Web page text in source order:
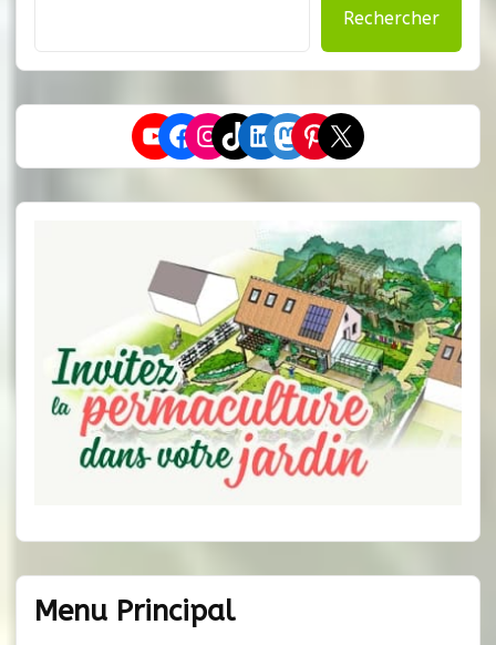
Rechercher
YouTube
Facebook
Instagram
TikTok
LinkedIn
Mastodon
Pinterest
X
Menu Principal